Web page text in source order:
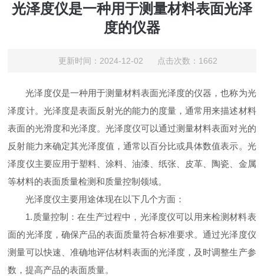
光泽度仪是一种用于测量材料表面光泽
度的仪器
更新时间：2024-12-02 点击次数：1662
光泽度仪是一种用于测量材料表面光泽度的仪器，也称为光
泽度计。光泽度是表面反射光的能力的度量，通常用来描述材料
表面的光滑度和光泽度。光泽度仪可以通过测量材料表面对光的
反射能力来确定其光泽度值，通常以百分比或具体数值表示。光
泽度仪主要应用于塑料、涂料、油漆、纸张、皮革、陶瓷、金属
等材料的表面质量检测和质量控制领域。
光泽度仪主要用途体现在以下几个方面：
1.质量控制：在生产过程中，光泽度仪可以用来检测材料表
面的光泽度，确保产品的表面质量符合标准要求。通过光泽度仪
测量可以快速、准确地评估材料表面的光泽度，及时调整生产参
数，提高产品的表面质量。